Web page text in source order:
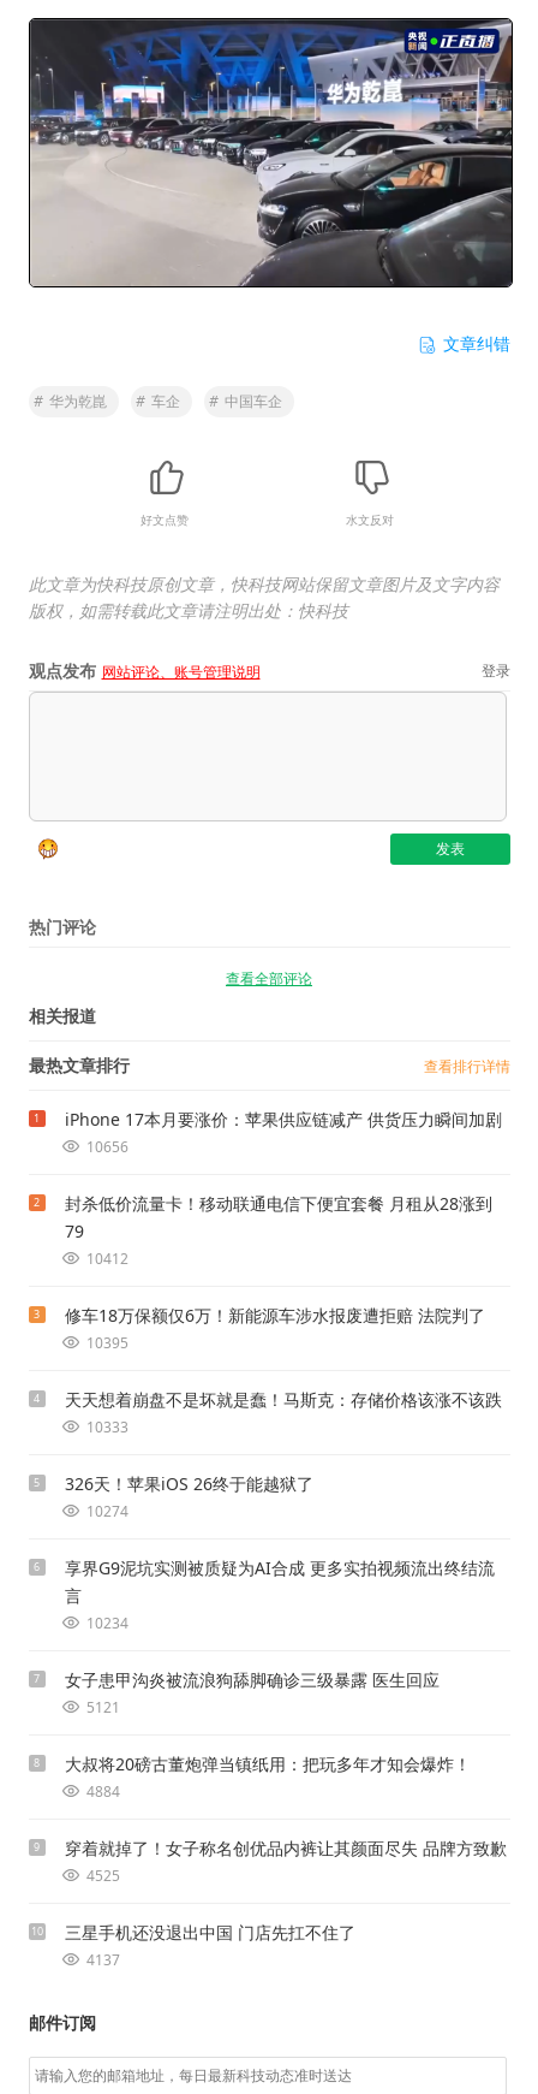
文章纠错
# 华为乾崑 # 车企 # 中国车企
好文点赞 水文反对
此文章为快科技原创文章，快科技网站保留文章图片及文字内容
版权，如需转载此文章请注明出处：快科技
观点发布 网站评论、账号管理说明 登录
热门评论
查看全部评论
相关报道
最热文章排行 查看排行详情
1 iPhone 17本月要涨价：苹果供应链减产 供货压力瞬间加剧
10656
2
封杀低价流量卡！移动联通电信下便宜套餐 月租从28涨到
79
10412
3 修车18万保额仅6万！新能源车涉水报废遭拒赔 法院判了
10395
4 天天想着崩盘不是坏就是蠢！马斯克：存储价格该涨不该跌
10333
5 326天！苹果iOS 26终于能越狱了
10274
6
享界G9泥坑实测被质疑为AI合成 更多实拍视频流出终结流
言
10234
7 女子患甲沟炎被流浪狗舔脚确诊三级暴露 医生回应
5121
8 大叔将20磅古董炮弹当镇纸用：把玩多年才知会爆炸！
4884
9 穿着就掉了！女子称名创优品内裤让其颜面尽失 品牌方致歉
4525
10 三星手机还没退出中国 门店先扛不住了
4137
邮件订阅